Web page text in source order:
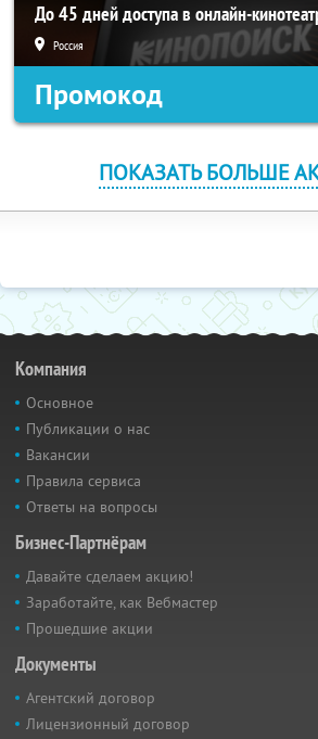
До 45 дней доступа в онлайн-
Россия
Промокод
ПОКАЗАТЬ БОЛЬШЕ
Компания
Основное
Публикации о нас
Вакансии
Правила сервиса
Ответы на вопросы
Бизнес-Партнёрам
Давайте сделаем акцию!
Заработайте, как Вебмастер
Прошедшие акции
Документы
Агентский договор
Лицензионный договор